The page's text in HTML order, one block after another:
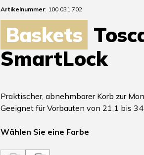
Artikelnummer: 100.031.702
Baskets
SmartLock
Praktischer, abnehmbarer Korb zur
Geeignet für Vorbauten von 21,1 bis 34
Wählen Sie eine Farbe